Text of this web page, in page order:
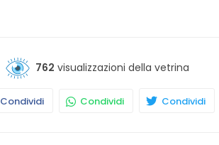
762 visualizzazioni della vetrina
Condividi Condividi Condividi